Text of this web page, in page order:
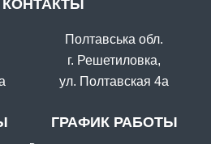
КОНТАКТЫ
Полтавська обл.
г. Решетиловка,
ул. Полтавская 4а
ГРАФИК РАБОТЫ